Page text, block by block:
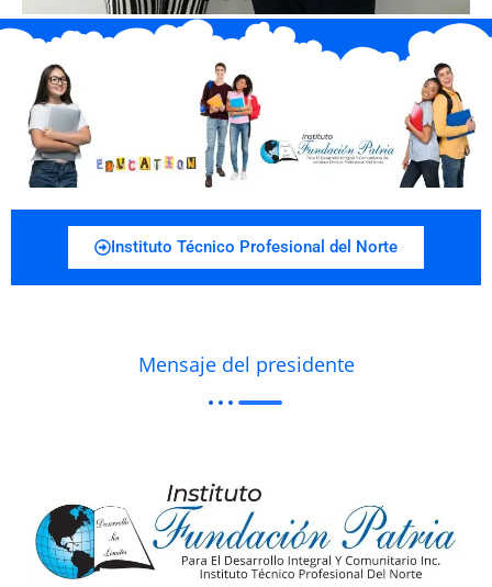
Instituto Técnico Profesional del Norte
Mensaje del presidente